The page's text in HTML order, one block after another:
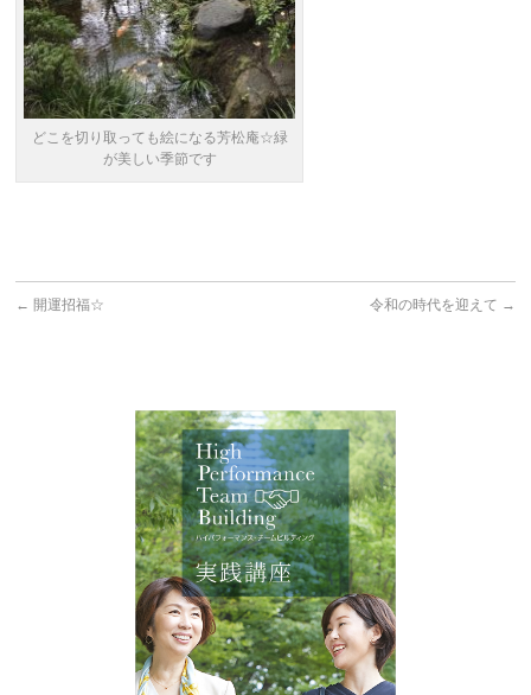
どこを切り取っても絵になる芳松庵☆緑
が美しい季節です
← 開運招福☆ 令和の時代を迎えて →